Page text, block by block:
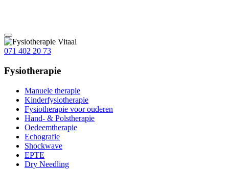
071 402 20 73
Fysiotherapie
Manuele therapie
Kinderfysiotherapie
Fysiotherapie voor ouderen
Hand- & Polstherapie
Oedeemtherapie
Echografie
Shockwave
EPTE
Dry Needling